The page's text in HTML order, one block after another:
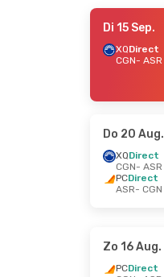
Di 15 Sep.
XQDirect
CGN- ASR
Do 20 Aug.
XQDirect
CGN- ASR
PCDirect
ASR- CGN
Zo 16 Aug.
PCDirect